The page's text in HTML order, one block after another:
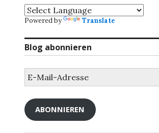
Powered by Translate
Blog abonnieren
Mail-
ABONNIEREN